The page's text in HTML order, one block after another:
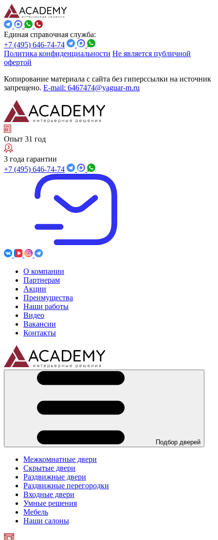
Единая справочная служба:
+7 (495) 646-74-74
Политика конфиденциальности Не является публичной
офертой
Копирование материала с сайта без гиперссылки на источник
запрещено. E-mail: 6467474@yaguar-m.ru
Опыт 31 год
3 года гарантии
+7 (495) 646-74-74
О компании
Партнерам
Акции
Преимущества
Наши работы
Видео
Вакансии
Контакты
Подбор дверей
Межкомнатные двери
Скрытые двери
Раздвижные двери
Раздвижные перегородки
Входные двери
Умные решения
Мебель
Наши салоны